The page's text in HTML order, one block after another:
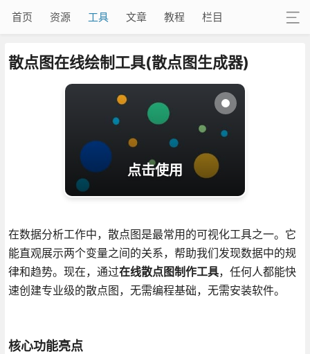
首页 资源 工具 文章 教程 栏目
散点图在线绘制工具(散点图生成器)
点击使用
在数据分析工作中，散点图是最常用的可视化工具之一。它
能直观展示两个变量之间的关系，帮助我们发现数据中的规
律和趋势。现在，通过在线散点图制作工具，任何人都能快
速创建专业级的散点图，无需编程基础，无需安装软件。
核心功能亮点